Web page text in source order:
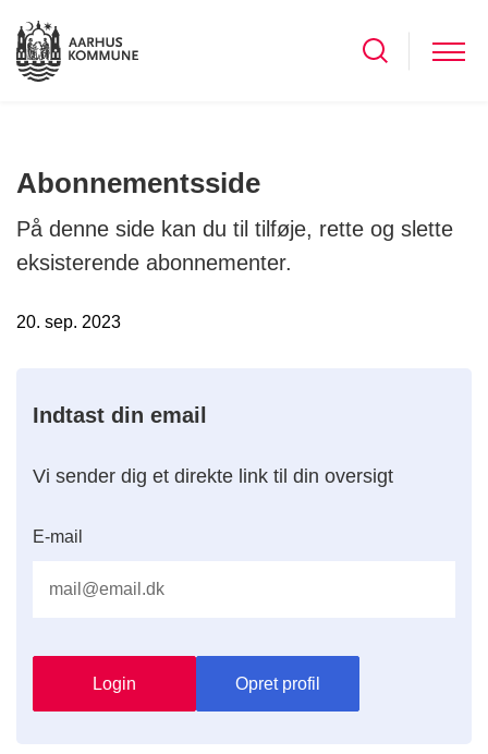
Abonnementsside
På denne side kan du til tilføje, rette og slette
eksisterende abonnementer.
20. sep. 2023
Indtast din email
Vi sender dig et direkte link til din oversigt
E-mail
Login Opret profil